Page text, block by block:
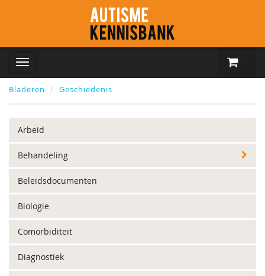
Bladeren Geschiedenis
Arbeid
Behandeling
Beleidsdocumenten
Biologie
Comorbiditeit
Diagnostiek